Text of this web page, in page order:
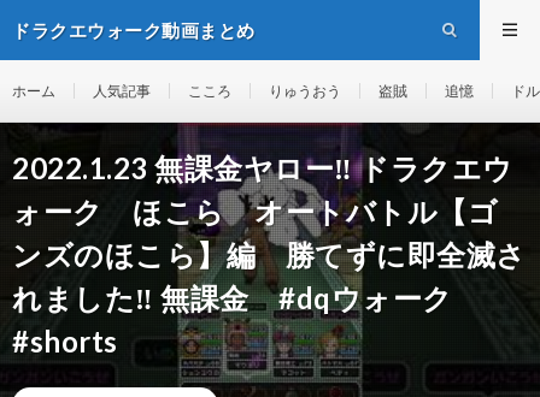
ドラクエウォーク動画まとめ
ホーム 人気記事 こころ りゅうおう 盗賊 追憶 ド
2022.1.23 無課金ヤロー‼️ ドラクエウ
ォーク ほこら オートバトル【ゴ
ンズのほこら】編 勝てずに即全滅さ
れました‼️ 無課金 #dqウォーク
#shorts